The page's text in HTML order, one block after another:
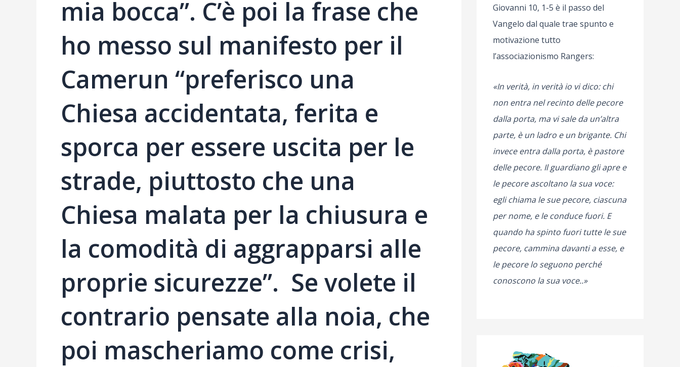
mia bocca”. C’è poi la frase che
ho messo sul manifesto per il
Camerun “preferisco una
Chiesa accidentata, ferita e
sporca per essere uscita per le
strade, piuttosto che una
Chiesa malata per la chiusura e
la comodità di aggrapparsi alle
proprie sicurezze”. Se volete il
contrario pensate alla noia, che
poi mascheriamo come crisi,
Giovanni 10, 1-5 è il passo del
Vangelo dal quale trae spunto e
motivazione tutto
l’associazionismo Rangers:
«In verità, in verità io vi dico: chi
non entra nel recinto delle pecore
dalla porta, ma vi sale da un’altra
parte, è un ladro e un brigante. Chi
invece entra dalla porta, è pastore
delle pecore. Il guardiano gli apre e
le pecore ascoltano la sua voce:
egli chiama le sue pecore, ciascuna
per nome, e le conduce fuori. E
quando ha spinto fuori tutte le sue
pecore, cammina davanti a esse, e
le pecore lo seguono perché
conoscono la sua voce..»